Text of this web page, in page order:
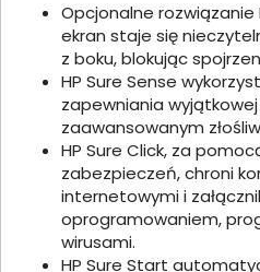
Opcjonalne rozwiązanie
ekran staje się
z boku, blokując
HP Sure Sense
zapewniania
zaawansowanym
HP Sure Click, za
zabezpieczeń, chroni
internetowymi i
oprogramowaniem,
wirusami.
HP Sure Start